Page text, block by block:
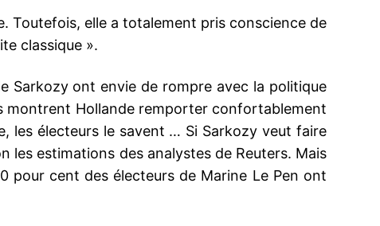
Toutefois, elle a totalement pris conscience de
classique ».
Sarkozy ont envie de rompre avec la politique
montrent Hollande remporter confortablement
les électeurs le savent … Si Sarkozy veut faire
les estimations des analystes de Reuters. Mais
pour cent des électeurs de Marine Le Pen ont